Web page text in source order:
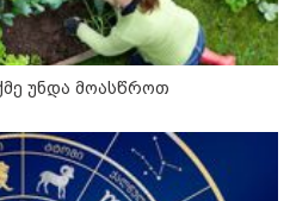
ეს არის სამშობლოს
- როგორ ეხმაურება
გვარამია აგვისტოს ომთან
ირაკლი
განცხადებას?
სიახლე
უნდა მოასწროთ